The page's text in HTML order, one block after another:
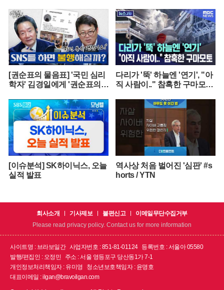
[권순표의 물음표] '국민 심리
학자' 김경일에게 '권순표의
다리가 '뚝' 하늘엔 '연기', "아
직 사람이.." 참혹한 구마모토
[이슈분석] SK하이닉스, 오늘
실적 발표
역사상 처음 벌어진 '심판' #s
horts / YTN
회사소개 기사제보 불편신고
이메일무단수집거부
Please read privacy policy. Contact us for more information
사이트명 : 브라보일간 사업자번호 : 851-81-01124
등록번호 : 서울아 05580
발행/편집인 : 오정민
주소 : 서울 영등포구 당산동1가 7-1
개인정보처리책임자 : 유미영
청소년보호책임자 : 윤명호
대표이메일 : ilgan@bravoilgan.com